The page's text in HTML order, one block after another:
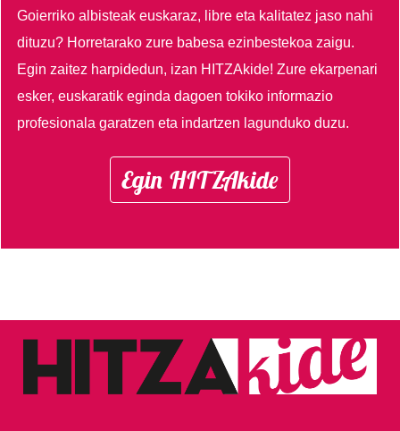
Goierriko albisteak euskaraz, libre eta kalitatez jaso nahi
dituzu? Horretarako zure babesa ezinbestekoa zaigu.
Egin zaitez harpidedun, izan HITZAkide!Zure ekarpenari
esker, euskaratik eginda dagoen tokiko informazio
profesionala garatzen eta indartzen lagunduko duzu.
Egin HITZAkide